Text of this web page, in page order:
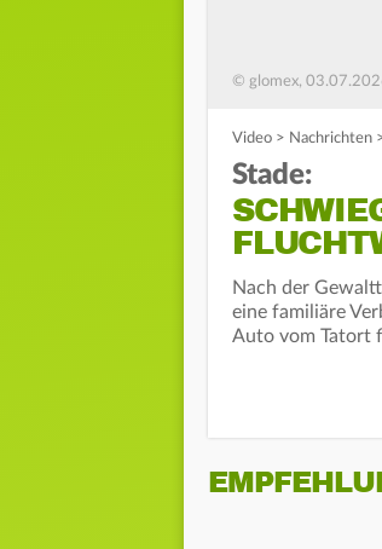
© glomex,
Video > Nachrichten
Stade:
Nach der
eine familiäre
Auto vom Tatort